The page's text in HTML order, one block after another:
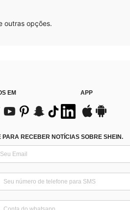
outras opções.
EM APP
PARA RECEBER NOTÍCIAS SOBRE SHEIN.